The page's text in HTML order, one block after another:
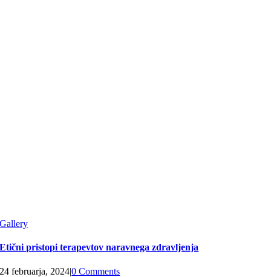
Gallery
Etični pristopi terapevtov naravnega zdravljenja
24 februarja, 2024|0 Comments